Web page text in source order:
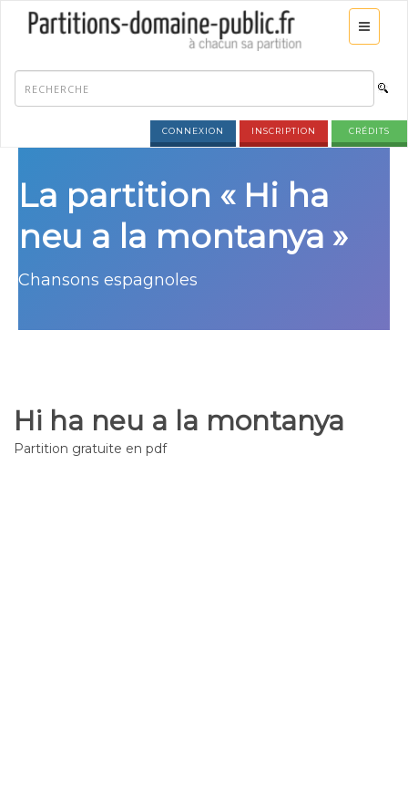
CONNEXION INSCRIPTION CRÉDITS
La partition « Hi ha
neu a la montanya »
Chansons espagnoles
Hi ha neu a la montanya
Partition gratuite en pdf